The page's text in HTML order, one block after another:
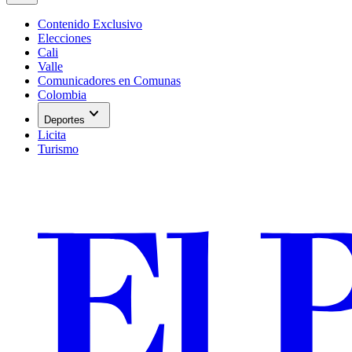
Contenido Exclusivo
Elecciones
Cali
Valle
Comunicadores en Comunas
Colombia
Deportes expand_more
Licita
Turismo